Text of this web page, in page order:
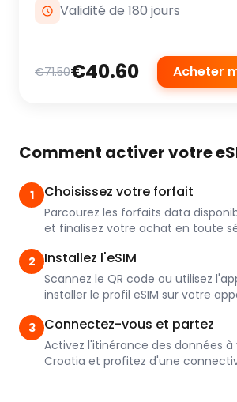
Validité de 180 jours
€71.50€40.60 Acheter
Comment activer votre
1 Choisissez votre forfait
Parcourez les forfaits data
et finalisez votre achat en toute
2 Installez l'eSIM
Scannez le QR code ou utilisez
installer le profil eSIM sur votre
3 Connectez-vous et partez
Activez l'itinérance des données
Croatia et profitez d'une